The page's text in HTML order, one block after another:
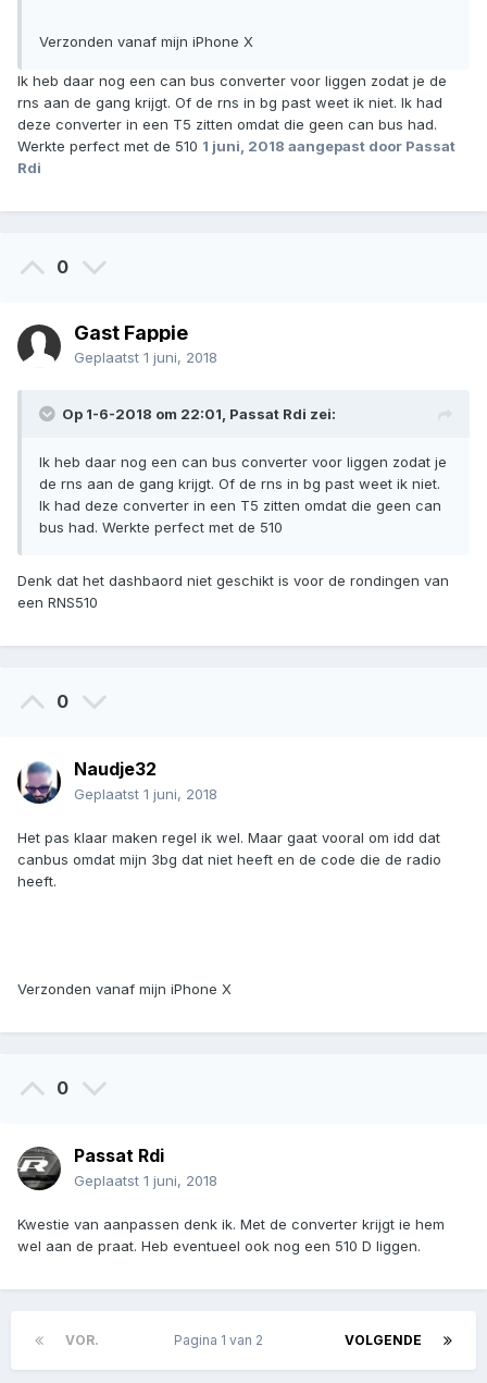
Verzonden vanaf mijn iPhone X
Ik heb daar nog een can bus converter voor liggen zodat je de
rns aan de gang krijgt. Of de rns in bg past weet ik niet. Ik had
deze converter in een T5 zitten omdat die geen can bus had.
Werkte perfect met de 510 1 juni, 2018 aangepast door Passat
Rdi
0
Gast Fappie
Geplaatst 1 juni, 2018
Op 1-6-2018 om 22:01, Passat Rdi zei:
Ik heb daar nog een can bus converter voor liggen zodat je
de rns aan de gang krijgt. Of de rns in bg past weet ik niet.
Ik had deze converter in een T5 zitten omdat die geen can
bus had. Werkte perfect met de 510
Denk dat het dashbaord niet geschikt is voor de rondingen van
een RNS510
0
Naudje32
Geplaatst 1 juni, 2018
Het pas klaar maken regel ik wel. Maar gaat vooral om idd dat
canbus omdat mijn 3bg dat niet heeft en de code die de radio
heeft.
Verzonden vanaf mijn iPhone X
0
Passat Rdi
Geplaatst 1 juni, 2018
Kwestie van aanpassen denk ik. Met de converter krijgt ie hem
wel aan de praat. Heb eventueel ook nog een 510 D liggen.
VOR. VOLGENDE
Pagina 1 van 2